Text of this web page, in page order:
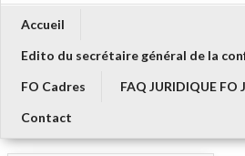
Accueil
Edito du secrétaire général de la
FO Cadres
FAQ JURIDIQUE FO
Contact